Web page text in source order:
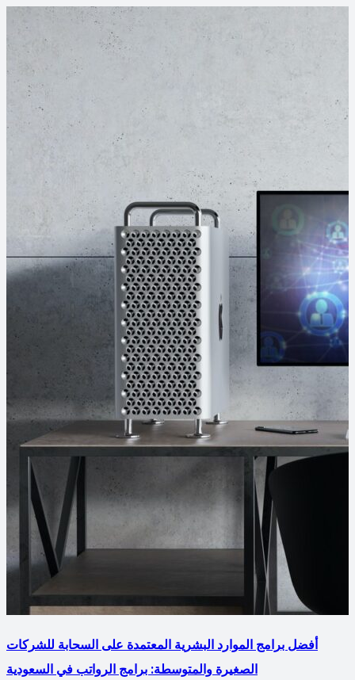
أفضل برامج الموارد البشرية المعتمدة على السحابة للشركات
الصغيرة والمتوسطة: برامج الرواتب في السعودية